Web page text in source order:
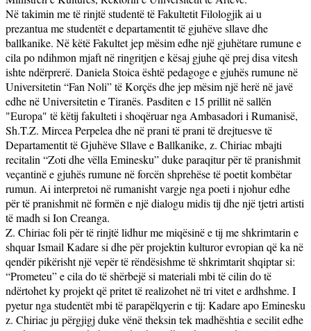
Në takimin me të rinjtë studentë të Fakultetit Filologjik ai u
prezantua me studentët edepartamentit të gjuhëve sllave dhe
ballkanike. Në këtë Fakultet jep mësim edhe një gjuhëtare rumune e
cila po ndihmon mjaft në ringritjen e kësaj gjuhe që prej disa vitesh
ishte ndërprerë. Daniela Stoica është pedagoge e gjuhës rumune në
Universitetin “Fan Noli” të Korçës dhe jep mësim një herë në javë
edhe në Universitetin e Tiranës. Pasditen e 15 prillit në sallën
"Europa" të këtij fakulteti i shoqëruar nga Ambasadori i Rumanisë,
Sh.T.Z. Mircea Perpelea dhe në prani të prani të drejtuesve të
Departamentit të Gjuhëve Sllave e Ballkanike, z. Chiriac mbajti
recitalin “Zoti dhe vëlla Eminesku” duke paraqitur për të pranishmit
veçantinë e gjuhës rumune në forcën shprehëse të poetit kombëtar
rumun. Ai interpretoi në rumanisht vargje nga poeti i njohur edhe
për të pranishmit në formën e një dialogu midis tij dhe një tjetri artisti
të madh si Ion Creanga.
Z. Chiriac foli për të rinjtë lidhur me miqësinë e tij me shkrimtarin e
shquar Ismail Kadare si dhe për projektin kulturor evropian që ka në
qendër pikërisht një vepër të rëndësishme të shkrimtarit shqiptar si:
“Prometeu” e cila do të shërbejë si materiali mbi të cilin do të
ndërtohet ky projekt që pritet të realizohet në tri vitet e ardhshme. I
pyetur nga studentët mbi të parapëlqyerin e tij: Kadare apo Eminesku
z. Chiriac ju përgjigj duke vënë theksin tek madhështia e secilit edhe